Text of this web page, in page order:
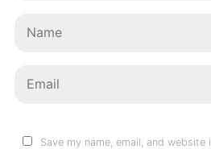
Save my name, email, and